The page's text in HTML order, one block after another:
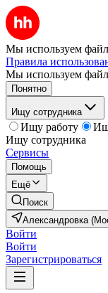
Мы используем
Правила
Мы используем
Понятно
Ищу сотрудника
Ищу работу
Ищу сотрудника
Сервисы
Помощь
Ещё
Поиск
Александровка
Войти
Войти
Зарегистрироваться